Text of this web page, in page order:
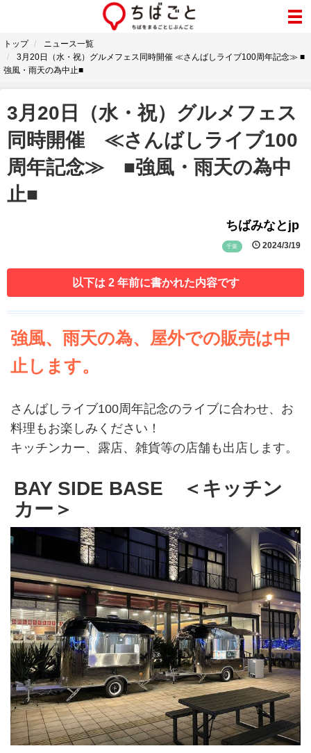
トップ
ニュース一覧
3月20日（水・祝）グルメフェス同時開催 ≪さんばしライブ100周年記念≫ ■
強風・雨天の為中止■
3月20日（水・祝）グルメフェス
同時開催 ≪さんばしライブ100
周年記念≫ ■強風・雨天の為中
止■
ちばみなとjp
千葉 2024/3/19
以下は 2 年前に書かれた内容です
強風、雨天の為、屋外での販売は中
止します。
さんばしライブ100周年記念のライブに合わせ、お
料理もお楽しみください！
キッチンカー、露店、雑貨等の店舗も出店します。
BAY SIDE BASE ＜キッチン
カー＞